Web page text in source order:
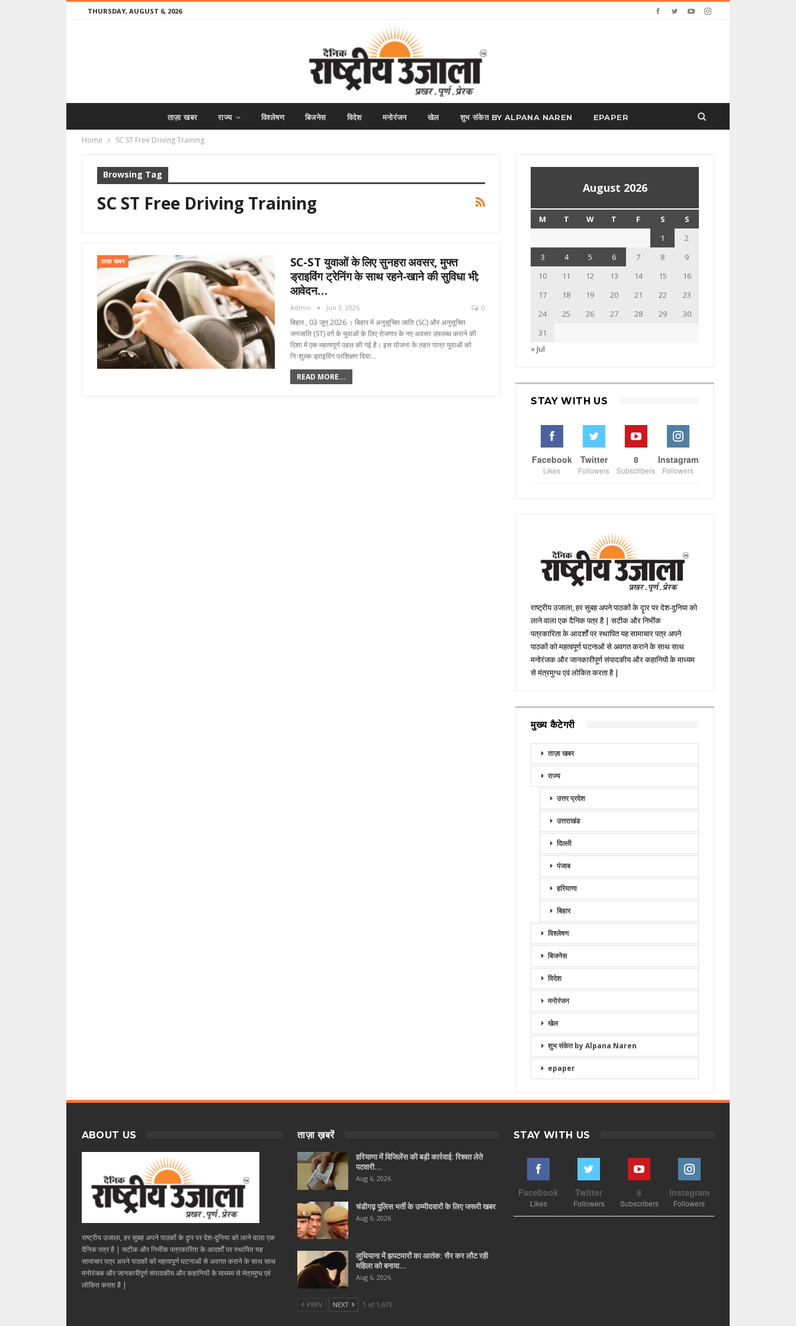
THURSDAY, AUGUST 6, 2026
ताज़ा खबर राज्य विश्लेषण बिजनेस विदेश मनोरंजन खेल शुभ संकेत BY ALPANA NAREN EPAPER
Home SC ST Free Driving Training
Browsing Tag
SC ST Free Driving Training
ताज़ा खबर
SC-ST युवाओं के लिए सुनहरा अवसर, मुफ्त
ड्राइविंग ट्रेनिंग के साथ रहने-खाने की सुविधा भी;
आवेदन…
Admin Jun 3, 2026 0
बिहार , 03 जून्‌ 2026 । बिहार में अनुसूचित जाति (SC) और अनुसूचित
जनजाति (ST) वर्ग के युवाओं के लिए रोजगार के नए अवसर उपलब्ध कराने की
दिशा में एक महत्वपूर्ण पहल की गई है। इस योजना के तहत पात्र युवाओं को
निःशुल्क ड्राइविंग प्रशिक्षण दिया…
READ MORE...
August 2026
M T W T F S
S
1
2
3
4 5 6 7 8
9
10
11 12 13 14 15
16
17
18 19 20 21 22
23
24
25 26 27 28 29
30
31
« Jul
STAY WITH US
Facebook
Likes
Twitter
Followers
8
Subscribers
Instagram
Followers
राष्ट्रीय उजाला, हर सुबह अपने पाठकों के दॄार पर देश-दुनिया को
लाने वाला एक दैनिक पत्र है | सटीक और निभींक
पत्रकारिता के आदर्शों पर स्थापित यह सामाचार पत्र अपने
पाठकों को महत्वपूर्ण घटनाओं से अवगत कराने के साथ साथ
मनोरंजक और जानकारीपूर्ण संपादकीय और कहानियों के माध्यम
से मंत्रमुग्ध एवं लोकित करता है |
मुख्य कैटेगरी
ताज़ा खबर
राज्य
उत्तर प्रदेश
उत्तराखंड
दिल्ली
पंजाब
हरियाणा
बिहार
विश्लेषण
बिजनेस
विदेश
मनोरंजन
खेल
शुभ संकेत by Alpana Naren
epaper
ABOUT US
राष्ट्रीय उजाला, हर सुबह अपने पाठकों के दॄार पर देश-दुनिया को लाने वाला एक
दैनिक पत्र है | सटीक और निभींक पत्रकारिता के आदर्शों पर स्थापित यह
सामाचार पत्र अपने पाठकों को महत्वपूर्ण घटनाओं से अवगत कराने के साथ साथ
मनोरंजक और जानकारीपूर्ण संपादकीय और कहानियों के माध्यम से मंत्रमुग्ध एवं
लोकित करता है |
ताज़ा ख़बरें
हरियाणा में विजिलेंस की बड़ी कार्रवाई: रिश्वत लेते
पटवारी…
Aug 6, 2026
चंडीगढ़ पुलिस भर्ती के उम्मीदवारों के लिए जरूरी खबर
Aug 6, 2026
लुधियाना में झपटमारों का आतंक: सैर कर लौट रही
महिला को बनाया…
Aug 6, 2026
PREV NEXT 1 of 1,673
STAY WITH US
Facebook
Likes
Twitter
Followers
8
Subscribers
Instagram
Followers